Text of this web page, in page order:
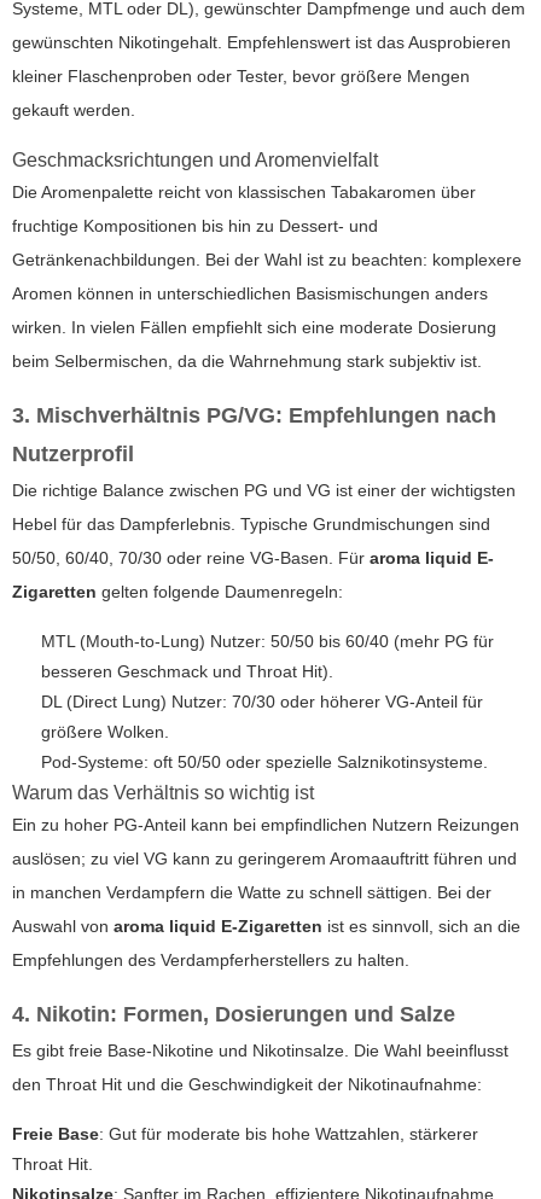
Systeme, MTL oder DL), gewünschter Dampfmenge und auch dem
gewünschten Nikotingehalt. Empfehlenswert ist das Ausprobieren
kleiner Flaschenproben oder Tester, bevor größere Mengen
gekauft werden.
Geschmacksrichtungen und Aromenvielfalt
Die Aromenpalette reicht von klassischen Tabakaromen über
fruchtige Kompositionen bis hin zu Dessert- und
Getränkenachbildungen. Bei der Wahl ist zu beachten: komplexere
Aromen können in unterschiedlichen Basismischungen anders
wirken. In vielen Fällen empfiehlt sich eine moderate Dosierung
beim Selbermischen, da die Wahrnehmung stark subjektiv ist.
3. Mischverhältnis PG/VG: Empfehlungen nach
Nutzerprofil
Die richtige Balance zwischen PG und VG ist einer der wichtigsten
Hebel für das Dampferlebnis. Typische Grundmischungen sind
50/50, 60/40, 70/30 oder reine VG-Basen. Für aroma liquid E-
Zigaretten gelten folgende Daumenregeln:
MTL (Mouth-to-Lung) Nutzer: 50/50 bis 60/40 (mehr PG für
besseren Geschmack und Throat Hit).
DL (Direct Lung) Nutzer: 70/30 oder höherer VG-Anteil für
größere Wolken.
Pod-Systeme: oft 50/50 oder spezielle Salznikotinsysteme.
Warum das Verhältnis so wichtig ist
Ein zu hoher PG-Anteil kann bei empfindlichen Nutzern Reizungen
auslösen; zu viel VG kann zu geringerem Aromaauftritt führen und
in manchen Verdampfern die Watte zu schnell sättigen. Bei der
Auswahl von aroma liquid E-Zigaretten ist es sinnvoll, sich an die
Empfehlungen des Verdampferherstellers zu halten.
4. Nikotin: Formen, Dosierungen und Salze
Es gibt freie Base-Nikotine und Nikotinsalze. Die Wahl beeinflusst
den Throat Hit und die Geschwindigkeit der Nikotinaufnahme:
Freie Base: Gut für moderate bis hohe Wattzahlen, stärkerer
Throat Hit.
Nikotinsalze: Sanfter im Rachen, effizientere Nikotinaufnahme,